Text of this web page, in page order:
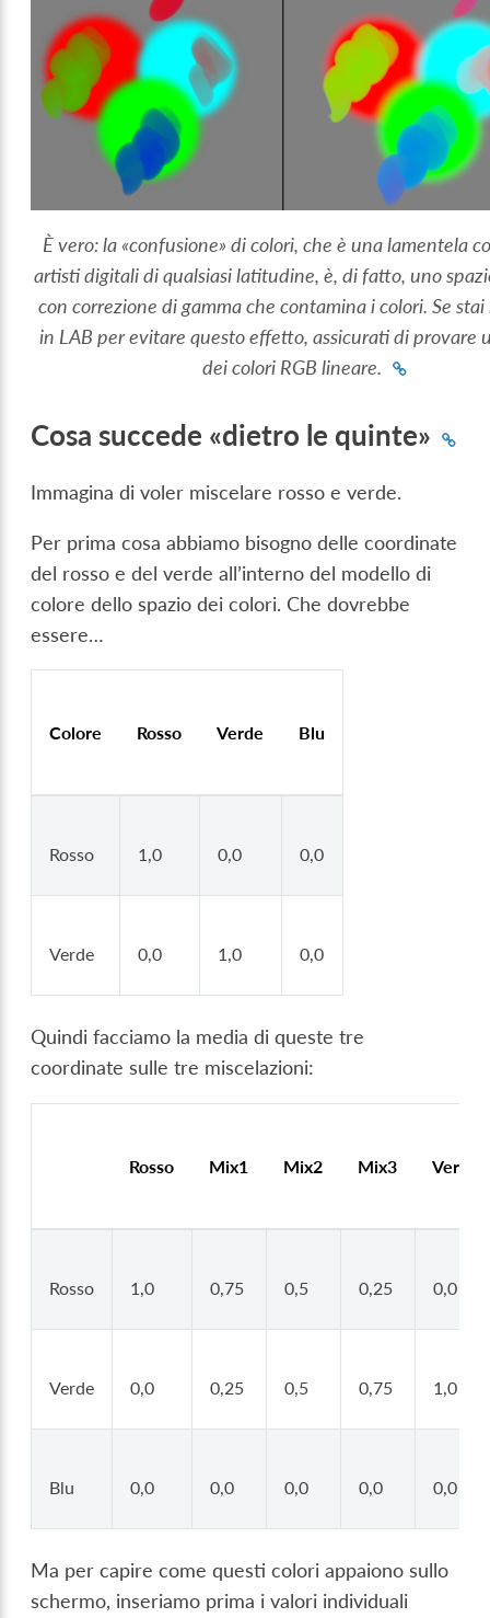
È vero: la «confusione» di colori, che è una lamentela
artisti digitali di qualsiasi latitudine, è, di fatto, uno
con correzione di gamma che contamina i colori. Se
in LAB per evitare questo effetto, assicurati di provare
dei colori RGB lineare.
Cosa succede «dietro le quinte»
Immagina di voler miscelare rosso e verde.
Per prima cosa abbiamo bisogno delle coordinate
del rosso e del verde all’interno del modello di
colore dello spazio dei colori. Che dovrebbe
essere…
Colore Rosso Verde Blu
Rosso 1,0 0,0 0,0
Verde 0,0 1,0 0,0
Quindi facciamo la media di queste tre
coordinate sulle tre miscelazioni:
Rosso Mix1 Mix2 Mix3 Verde
Rosso 1,0 0,75 0,5 0,25 0,0
Verde 0,0 0,25 0,5 0,75 1,0
Blu 0,0 0,0 0,0 0,0 0,0
Ma per capire come questi colori appaiono sullo
schermo, inseriamo prima i valori individuali